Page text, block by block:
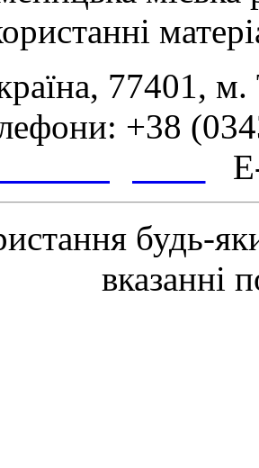
77401,
+38
будь-
вказанні